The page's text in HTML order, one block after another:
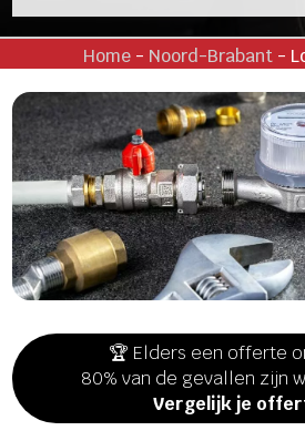
Home - Noord-Brabant -
🏆 Elders een offerte
80% van de gevallen zijn
Vergelijk je